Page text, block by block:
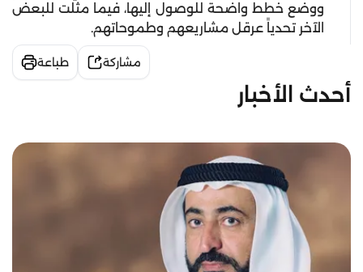
ووضع خطط واضحة للوصول إليها، فيما مثلت للبعض
الآخر تحدياً عرقل مشاريعهم وطموحاتهم.
مشاركة طباعة
أحدث الأخبار